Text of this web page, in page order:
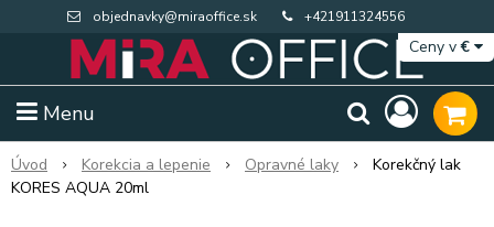
objednavky@miraoffice.sk +421911324556
Menu
Ceny v€
Úvod Korekcia a lepenie Opravné laky
Korekčný lak
KORES AQUA 20ml